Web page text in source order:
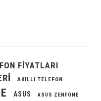
FIYATLARI
AKILLI TELEFON
ASUS ASUS ZENFONE